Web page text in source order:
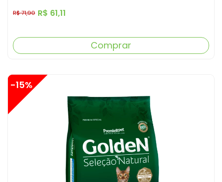
R$ 61,11
R$ 71,90
Comprar
-15%